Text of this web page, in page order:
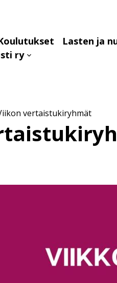
Lasten ja
ry
vertaistukiryhmät